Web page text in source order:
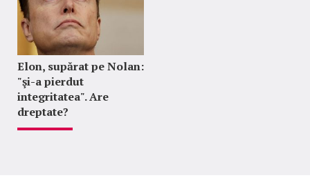
Elon, supărat pe Nolan:
"şi-a pierdut
integritatea". Are
dreptate?